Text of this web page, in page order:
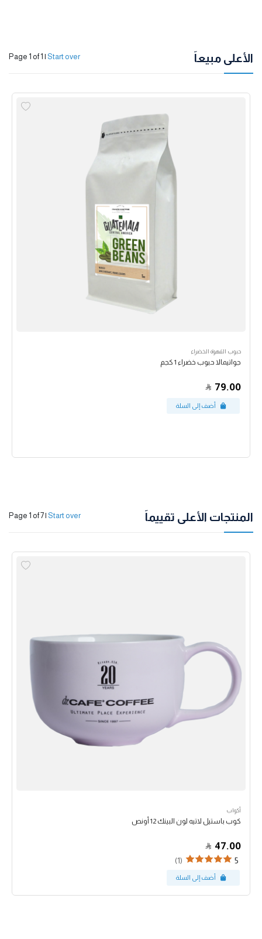
الأعلى مبيعاً Page 1 of 1 | Start over
حبوب القهوة الخضراء
جواتيمالا حبوب خضراء 1 كجم
79.00
المنتجات الأعلى تقييماً Page 1 of 7| Start over
أكواب
كوب باستيل لاتيه لون البينك 12 أونص
47.00
5
(1)